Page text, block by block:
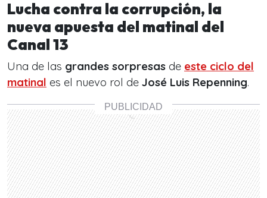
Lucha contra la corrupción, la
nueva apuesta del matinal del
Canal 13
Una de las grandes sorpresas de este ciclo del
matinal es el nuevo rol de José Luis Repenning.